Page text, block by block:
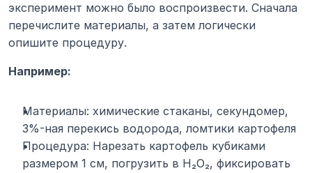
эксперимент можно было воспроизвести. Сначала
перечислите материалы, а затем логически
опишите процедуру.
Например:
Материалы: химические стаканы, секундомер,
3%-ная перекись водорода, ломтики картофеля
Процедура: Нарезать картофель кубиками
размером 1 см, погрузить в H₂O₂, фиксировать